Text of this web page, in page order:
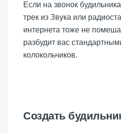
Если на звонок
трек из Звука или
интернета тоже не
разбудит вас
колокольчиков.
Cоздать